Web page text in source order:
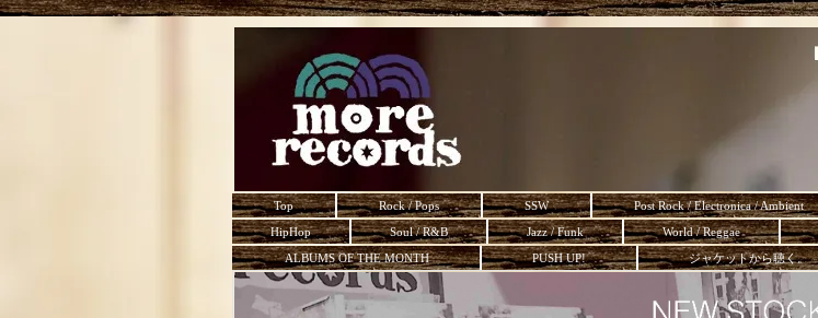
Top Rock / Pops SSW Post Rock / Electronica / Ambient
HipHop
Soul / R&B Jazz / Funk World / Reggae
ALBUMS OF THE MONTH
PUSH UP! ジャケットから聴く。